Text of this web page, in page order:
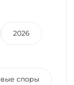
2026
споры